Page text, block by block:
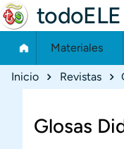
todoELE
Materiales
Ruta de
Inicio Revistas
Glosas